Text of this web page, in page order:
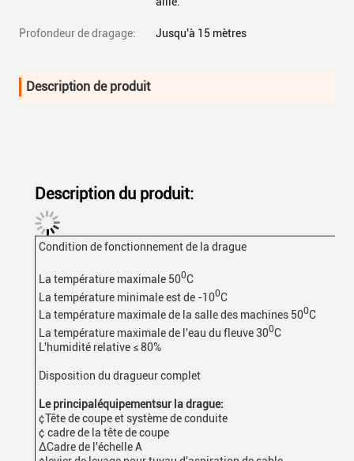
Profondeur de dragage: Jusqu'à 15 mètres
Description de produit
Description du produit:
Condition de fonctionnement de la drague
La température maximale 500C
La température minimale est de -100C
La température maximale de la salle des machines 500C
La température maximale de l'eau du fleuve 300C
L'humidité relative ≤ 80%
Disposition du dragueur complet
Le principal équipementsur la drague:
¢Tête de coupe et système de conduite
¢ cadre de la tête de coupe
∆Cadre de l'échelle A